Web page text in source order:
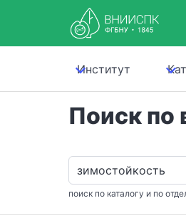
Институт
Поиск по
поиск по каталогу и по